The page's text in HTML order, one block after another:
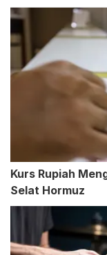
Kurs Rupiah
Selat Hormuz